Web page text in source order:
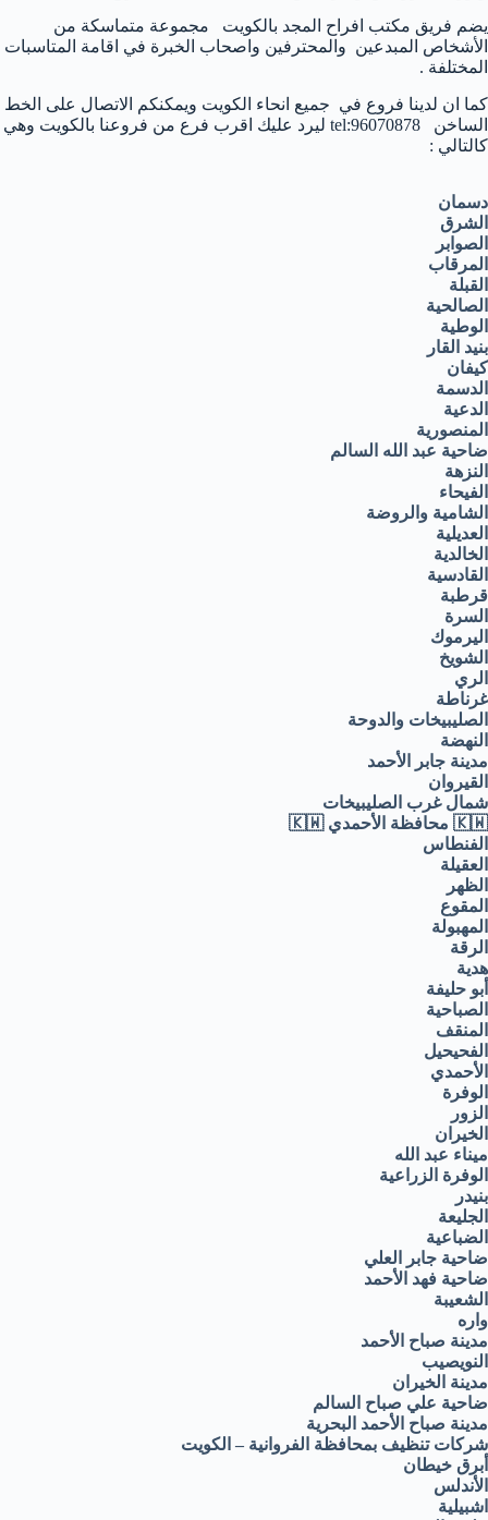
يضم فريق مكتب افراح المجد بالكويت مجموعة متماسكة من
الأشخاص المبدعين والمحترفين واصحاب الخبرة في اقامة المتاسبات
المختلفة .
كما ان لدينا فروع في جميع انحاء الكويت ويمكنكم الاتصال على الخط
الساخن tel:96070878 ليرد عليك اقرب فرع من فروعنا بالكويت وهي
كالتالي :
دسمان
الشرق
الصوابر
المرقاب
القبلة
الصالحية
الوطية
بنيد القار
كيفان
الدسمة
الدعية
المنصورية
ضاحية عبد الله السالم
النزهة
الفيحاء
الشامية والروضة
العديلية
الخالدية
القادسية
قرطبة
السرة
اليرموك
الشويخ
الري
غرناطة
الصليبيخات والدوحة
النهضة
مدينة جابر الأحمد
القيروان
شمال غرب الصليبيخات
🇰🇼 محافظة الأحمدي 🇰🇼
الفنطاس
العقيلة
الظهر
المقوع
المهبولة
الرقة
هدية
أبو حليفة
الصباحية
المنقف
الفحيحيل
الأحمدي
الوفرة
الزور
الخيران
ميناء عبد الله
الوفرة الزراعية
بنيدر
الجليعة
الضباعية
ضاحية جابر العلي
ضاحية فهد الأحمد
الشعيبة
واره
مدينة صباح الأحمد
النويصيب
مدينة الخيران
ضاحية علي صباح السالم
مدينة صباح الأحمد البحرية
شركات تنظيف بمحافظة الفروانية – الكويت
أبرق خيطان
الأندلس
اشبيلية